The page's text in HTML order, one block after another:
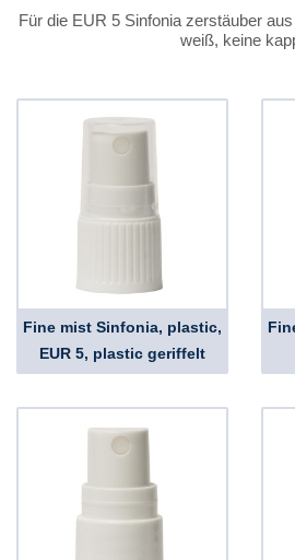
Für die EUR 5 Sinfonia zerstäuber
weiß, keine
Fine mist Sinfonia, plastic,
EUR 5, plastic geriffelt